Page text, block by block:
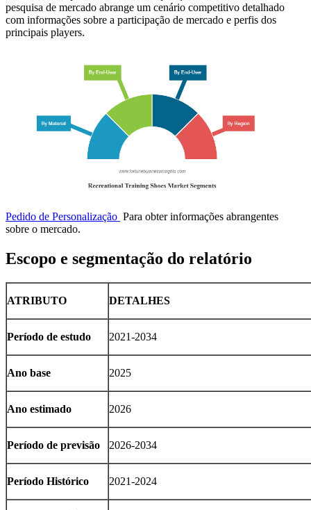
pesquisa de mercado abrange um cenário competitivo detalhado
com informações sobre a participação de mercado e perfis dos
principais players.
Pedido de Personalização Para obter informações abrangentes
sobre o mercado.
Escopo e segmentação do relatório
ATRIBUTO DETALHES
Período de estudo 2021-2034
Ano base 2025
Ano estimado 2026
Período de previsão 2026-2034
Período Histórico 2021-2024